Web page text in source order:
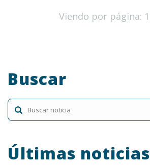
Viendo por página: 1
Buscar
Últimas noticias